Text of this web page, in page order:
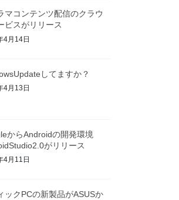
マコンテンツ配信のクラウ
ビスがリリース
4月14日
してますか？
4月13日
からAndroidの開発環境
がリリース
4月11日
ックPCの新製品がASUSか